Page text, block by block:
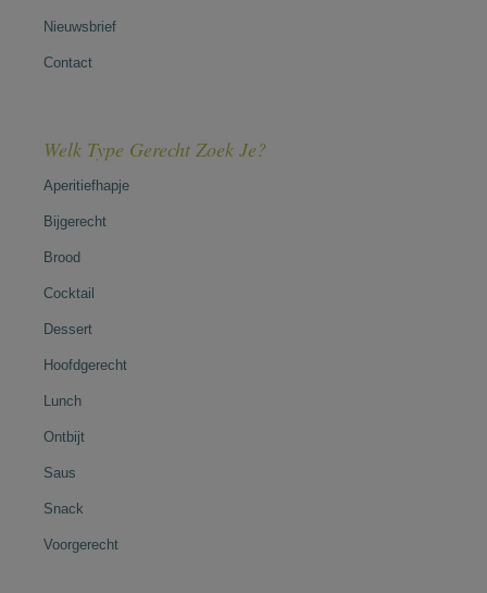
Nieuwsbrief
Contact
Welk Type Gerecht Zoek Je?
Aperitiefhapje
Bijgerecht
Brood
Cocktail
Dessert
Hoofdgerecht
Lunch
Ontbijt
Saus
Snack
Voorgerecht